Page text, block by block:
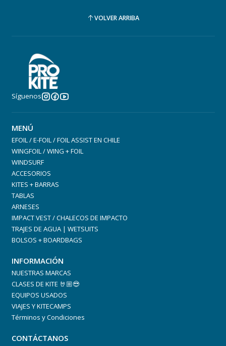
Parches de neopreno perforados en la parte inferior de la
pierna, asegurarán que todos los líquidos salgan del traje
con facilidad.
VOLVER ARRIBA
Síguenos
MENÚ
EFOIL / E-FOIL / FOIL ASSIST EN CHILE
WINGFOIL / WING + FOIL
WINDSURF
ACCESORIOS
KITES + BARRAS
TABLAS
ARNESES
IMPACT VEST / CHALECOS DE IMPACTO
TRAJES DE AGUA | WETSUITS
BOLSOS + BOARDBAGS
INFORMACIÓN
NUESTRAS MARCAS
CLASES DE KITE 🤘🏼😎
EQUIPOS USADOS
VIAJES Y KITECAMPS
Términos y Condiciones
CONTÁCTANOS